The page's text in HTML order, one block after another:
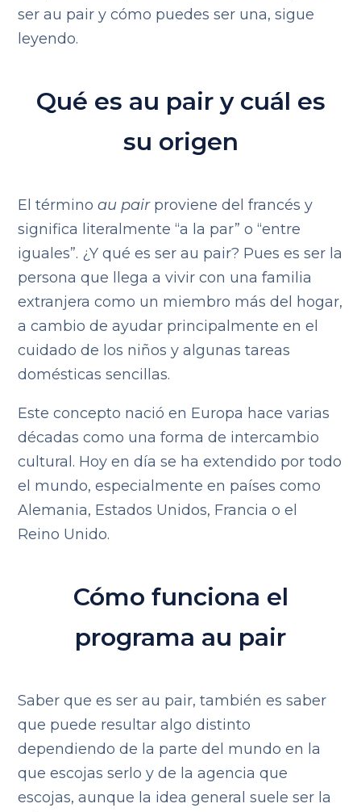
ser au pair y cómo puedes ser una, sigue
leyendo.
Qué es au pair y cuál es
su origen
El términoau pairproviene del francés y
significa literalmente “a la par” o “entre
iguales”. ¿Y qué es ser au pair? Pues es ser la
persona que llega a vivir con una familia
extranjera como un miembro más del hogar,
a cambio de ayudar principalmente en el
cuidado de los niños y algunas tareas
domésticas sencillas.
Este concepto nació en Europa hace varias
décadas como una forma de intercambio
cultural. Hoy en día se ha extendido por todo
el mundo, especialmente en países como
Alemania, Estados Unidos, Francia o el
Reino Unido.
Cómo funciona el
programa au pair
Saber que es ser au pair, también es saber
que puede resultar algo distinto
dependiendo de la parte del mundo en la
que escojas serlo y de la agencia que
escojas, aunque la idea general suele ser la